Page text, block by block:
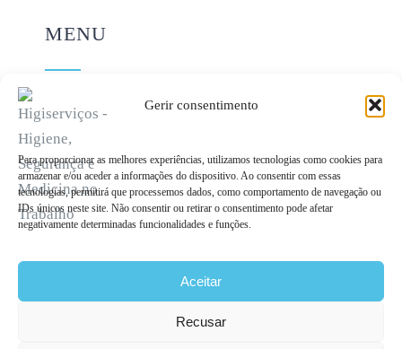
Gerir consentimento
Para proporcionar as melhores experiências, utilizamos tecnologias como cookies para
armazenar e/ou aceder a informações do dispositivo. Ao consentir com essas
tecnologias, permitirá que processemos dados, como comportamento de navegação ou
IDs únicos neste site. Não consentir ou retirar o consentimento pode afetar
negativamente determinadas funcionalidades e funções.
Aceitar
Recusar
MENU
Serviços
Legislacao
Política de Privacidade
Litígios de Consumo
Livro de Reclamações